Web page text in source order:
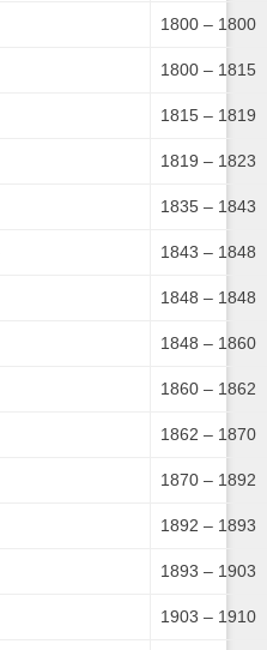
1800 – 1800
1800 – 1815
1815 – 1819
1819 – 1823
1835 – 1843
1843 – 1848
1848 – 1848
1848 – 1860
1860 – 1862
1862 – 1870
1870 – 1892
1892 – 1893
1893 – 1903
1903 – 1910